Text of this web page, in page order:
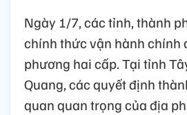
Ngày 1/7, các tỉnh, thành
chính thức vận hành chính
phương hai cấp. Tại tỉnh
Quang, các quyết định
quan quan trọng của địa